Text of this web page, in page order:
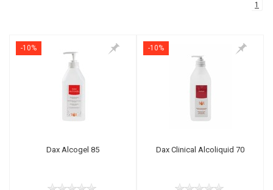
1
-10%
Dax Alcogel 85
-10%
Dax Clinical Alcoliquid 70